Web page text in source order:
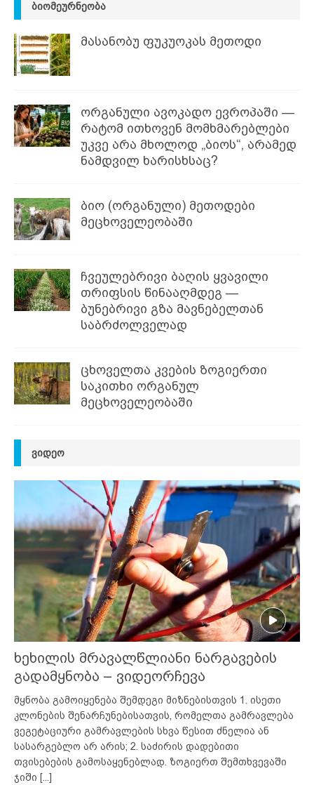
ᲑᲘᲝᲛᲔᲣᲠᲜᲔᲝᲑᲐ
მასანობუ ფუკუოკას მეთოდი
ორგანული ავოკადო ევროპაში —
რატომ ითხოვენ მომხმარებლები
უკვე არა მხოლოდ „ბიოს“, არამედ
ნამდვილ ხარისხსაც?
ბიო (ორგანული) მეთოდები
მეცხოველეობაში
ჩვეულებრივი ბაღის ყვავილი
თრიფსის წინააღმდეგ —
ბუნებრივი გზა მავნებელთან
საბრძოლველად
ცხოველთა კვების ზოგიერთი
საკითხი ორგანულ
მეცხოველეობაში
ᲕᲘᲓᲔᲝ
ხეხილის მრავალწლიანი ნარგავების
გადამყნობა – ვიდეორჩევა
მყნობა გამოიყენება შემდეგი მიზნებისთვის 1. ისეთი
კლონების შენარჩუნებისათვის, რომელთა გამრავლება
ვეგეტაციური გამრავლების სხვა წესით ძნელია ან
სასარგებლო არ არის; 2. საძირის დადებითი
თვისებების გამოსაყენებლად. ზოგიერთ შემთხვევაში
ჯიში [...]